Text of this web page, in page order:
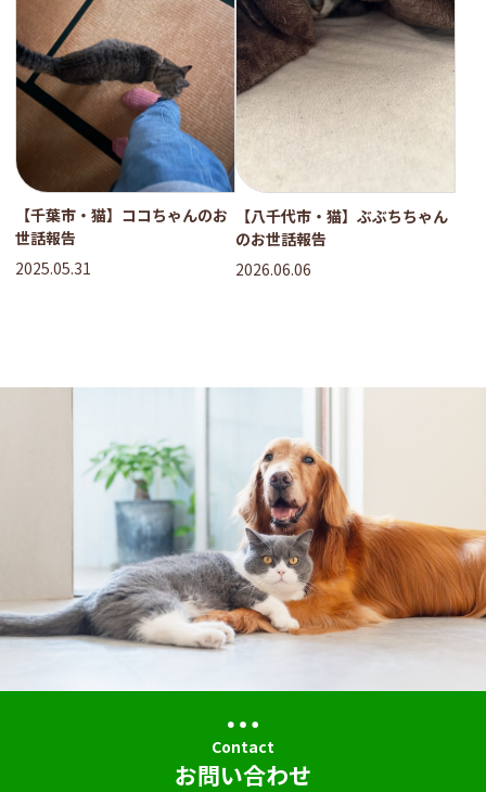
【千葉市・猫】ココちゃんのお
世話報告
2025.05.31
【八千代市・猫】ぶぶちちゃん
のお世話報告
2026.06.06
Contact
お問い合わせ